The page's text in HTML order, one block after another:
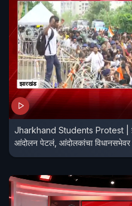
Jharkhand Students Protest |
आंदोलन पेटलं, आंदोलकांचा विधानसभेवर